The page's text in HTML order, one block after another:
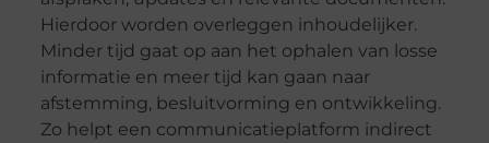
Hierdoor worden overleggen inhoudelijker.
Minder tijd gaat op aan het ophalen van losse
informatie en meer tijd kan gaan naar
afstemming, besluitvorming en ontwikkeling.
Zo helpt een communicatieplatform indirect